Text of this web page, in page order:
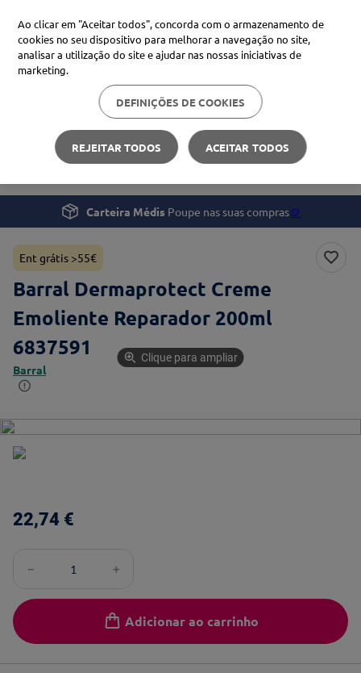
Procure no Marketplace Médis
Pesquisas mais comuns
xiaomi
4º svr
Beleza e Cuidado pessoal
Barral Dermaprotect Creme Emoliente Reparador 200ml
Carteira Médis Poupe nas suas compras🪙
Ent grátis >55€
Barral Dermaprotect Creme
Emoliente Reparador 200ml
6837591
Barral
Clique para ampliar
22,74 €
＋
－
Adicionar ao carrinho
Ao clicar em "Aceitar todos", concorda com o armazenamento de
cookies no seu dispositivo para melhorar a navegação no site,
analisar a utilização do site e ajudar nas nossas iniciativas de
marketing.
DEFINIÇÕES DE COOKIES
REJEITAR TODOS ACEITAR TODOS